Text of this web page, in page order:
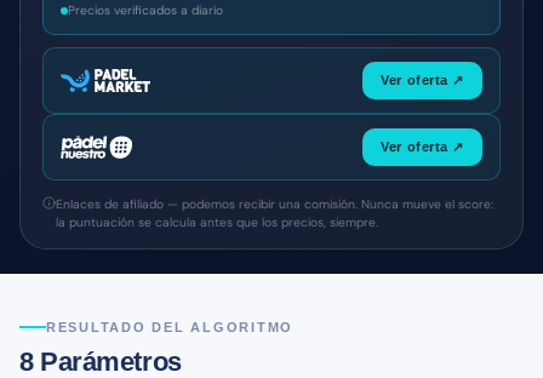
Precios verificados a diario
Ver oferta ↗
Ver oferta ↗
Enlaces de afiliado — podemos recibir una comisión. Nunca mueve el score:
la puntuación se calcula antes que los precios, siempre.
RESULTADO DEL ALGORITMO
8 Parámetros